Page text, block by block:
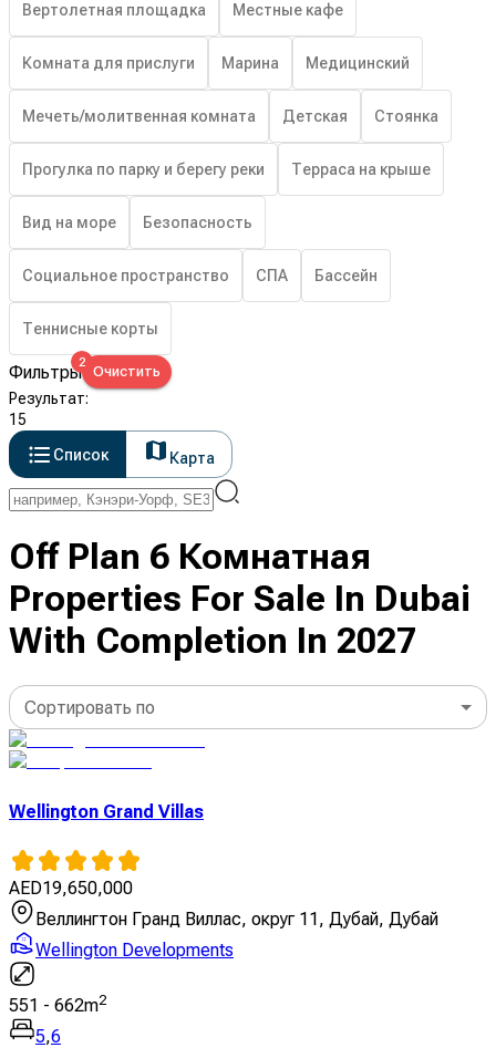
Вертолетная площадка Местные кафе
Комната для прислуги Марина Медицинский
Мечеть/молитвенная комната Детская Стоянка
Прогулка по парку и берегу реки Терраса на крыше
Вид на море Безопасность
Социальное пространство СПА Бассейн
Теннисные корты
Фильтры2
Очистить
Результат:
15
Список
Карта
Off Plan 6 Комнатная
Properties For Sale In Dubai
With Completion In 2027
Сортировать по
Wellington Grand Villas
AED19,650,000
Веллингтон Гранд Виллас, округ 11, Дубай, Дубай
Wellington Developments
551 - 662m2
5,6